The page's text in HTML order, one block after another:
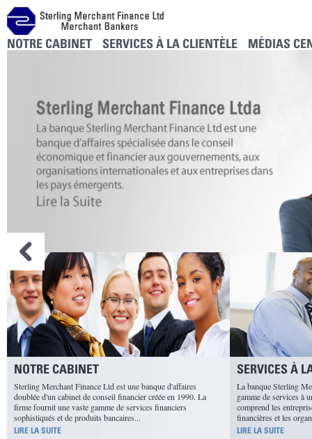
NOTRE CABINET SERVICES À LA CLIENTÈLE MÉDIAS
NOTRE CABINET
Sterling Merchant Finance Ltd est une banque d'affaires
doublée d'un cabinet de conseil financier créée en 1990. La
firme fournit une vaste gamme de services financiers
sophistiqués et de produits bancaires...
LIRE LA SUITE
SERVICES À
La banque Sterling
gamme de services à
comprend les
financières et les
LIRE LA SUITE